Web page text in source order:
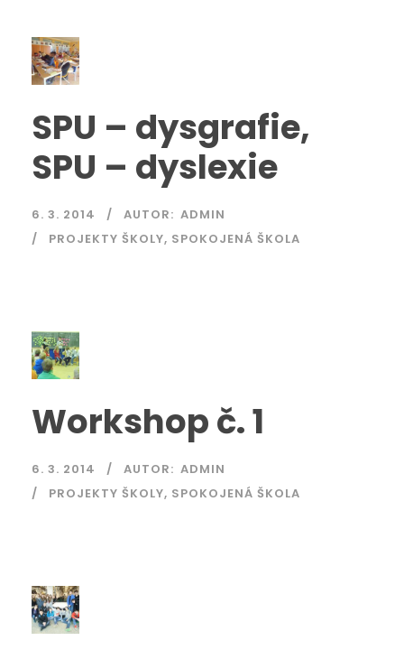
SPU – dysgrafie,
SPU – dyslexie
6. 3. 2014 AUTOR: ADMIN
PROJEKTY ŠKOLY, SPOKOJENÁ ŠKOLA
Workshop č. 1
6. 3. 2014 AUTOR: ADMIN
PROJEKTY ŠKOLY, SPOKOJENÁ ŠKOLA